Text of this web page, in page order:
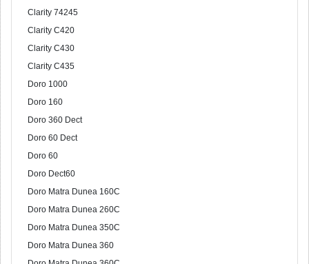
Clarity 74245
Clarity C420
Clarity C430
Clarity C435
Doro 1000
Doro 160
Doro 360 Dect
Doro 60 Dect
Doro 60
Doro Dect60
Doro Matra Dunea 160C
Doro Matra Dunea 260C
Doro Matra Dunea 350C
Doro Matra Dunea 360